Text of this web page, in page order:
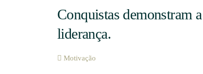
Conquistas demonstram a
liderança.
Motivação